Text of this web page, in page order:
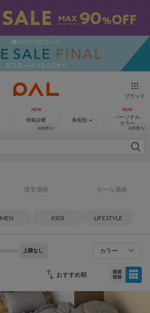
ブランド
骨格診断 身長別
パーソナル
カラー
通常価格 セール価格
MEN KIDS LIFESTYLE
上限なし カラー